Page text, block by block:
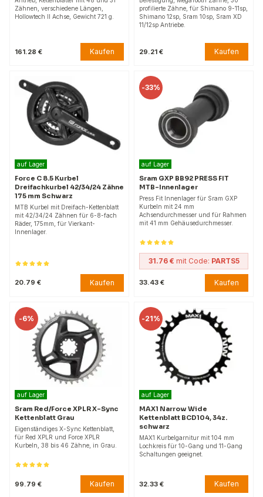
Zähnen, verschiedene Längen,
Hollowtech II Achse, Gewicht 721 g.
161.28 € Kaufen
profilierte Zähne, für Shimano 9-11sp,
Shimano 12sp, Sram 10sp, Sram XD
11/12sp Antriebe.
29.21 € Kaufen
auf Lager
Force C 8.5 Kurbel
Dreifachkurbel 42/34/24 Zähne
175 mm Schwarz
MTB Kurbel mit Dreifach-Kettenblatt
mit 42/34/24 Zähnen für 6-8-fach
Räder, 175mm, für Vierkant-
Innenlager.
20.79 € Kaufen
-33%
auf Lager
Sram GXP BB92 PRESS FIT
MTB-Innenlager
Press Fit Innenlager für Sram GXP
Kurbeln mit 24 mm
Achsendurchmesser und für Rahmen
mit 41 mm Gehäusedurchmesser.
31.76 € mit Code: PARTS5
33.43 € Kaufen
-6%
auf Lager
Sram Red/Force XPLR X-Sync
Kettenblatt Grau
Eigenständiges X-Sync Kettenblatt,
für Red XPLR und Force XPLR
Kurbeln, 38 bis 46 Zähne, in Grau.
99.79 € Kaufen
-21%
auf Lager
MAX1 Narrow Wide
Kettenblatt BCD104, 34z.
schwarz
MAX1 Kurbelgarnitur mit 104 mm
Lochkreis für 10-Gang und 11-Gang
Schaltungen geeignet.
32.33 € Kaufen